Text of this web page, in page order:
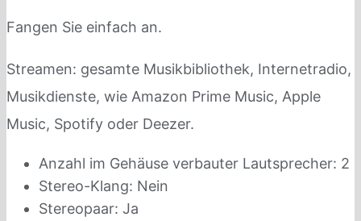
Fangen Sie einfach an.
Streamen: gesamte Musikbibliothek, Internetradio,
Musikdienste, wie Amazon Prime Music, Apple
Music, Spotify oder Deezer.
Anzahl im Gehäuse verbauter Lautsprecher: 2
Stereo-Klang: Nein
Stereopaar: Ja